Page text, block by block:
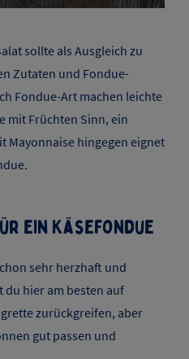
sollte als Ausgleich zu
Zutaten und Fondue-
Fondue-Art machen leichte
mit Früchten Sinn, ein
Mayonnaise hingegen eignet
ein Käsefondue
sehr herzhaft und
hier am besten auf
zurückgreifen, aber
gut passen und